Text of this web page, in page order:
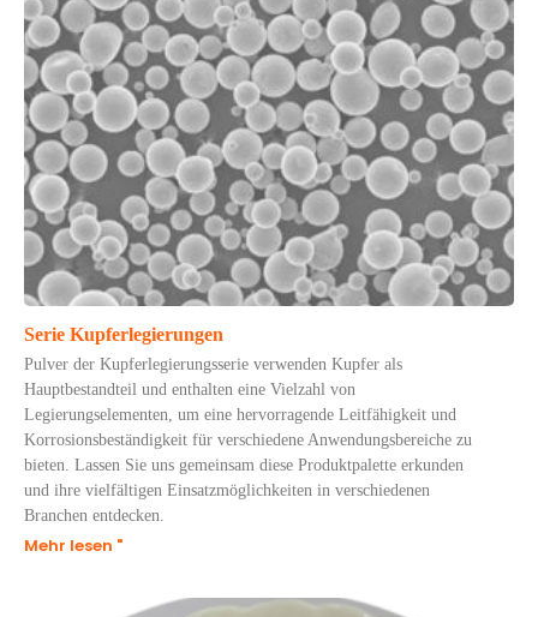
Serie Kupferlegierungen
Pulver der Kupferlegierungsserie verwenden Kupfer als
Hauptbestandteil und enthalten eine Vielzahl von
Legierungselementen, um eine hervorragende Leitfähigkeit und
Korrosionsbeständigkeit für verschiedene Anwendungsbereiche zu
bieten. Lassen Sie uns gemeinsam diese Produktpalette erkunden
und ihre vielfältigen Einsatzmöglichkeiten in verschiedenen
Branchen entdecken.
Mehr lesen "